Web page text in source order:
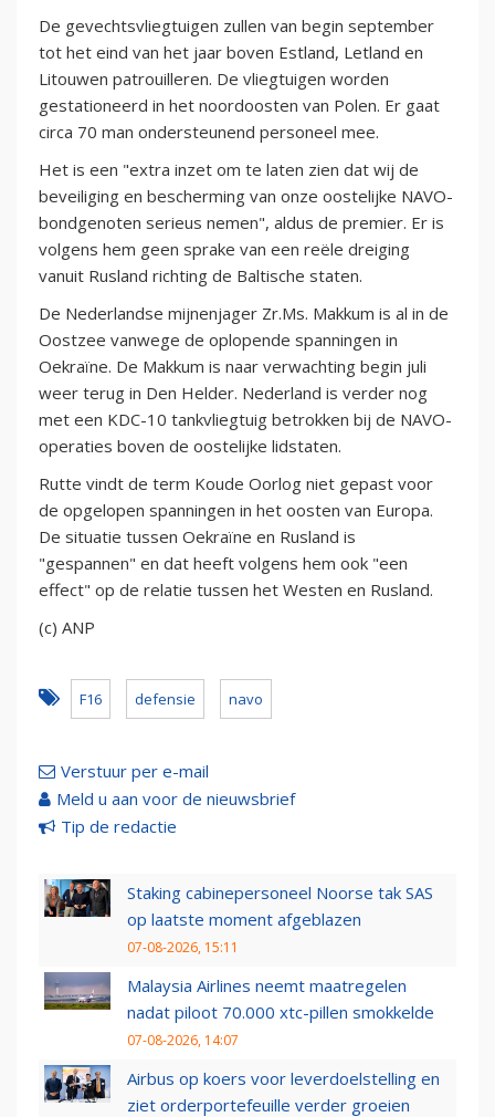
De gevechtsvliegtuigen zullen van begin september
tot het eind van het jaar boven Estland, Letland en
Litouwen patrouilleren. De vliegtuigen worden
gestationeerd in het noordoosten van Polen. Er gaat
circa 70 man ondersteunend personeel mee.
Het is een "extra inzet om te laten zien dat wij de
beveiliging en bescherming van onze oostelijke NAVO-
bondgenoten serieus nemen", aldus de premier. Er is
volgens hem geen sprake van een reële dreiging
vanuit Rusland richting de Baltische staten.
De Nederlandse mijnenjager Zr.Ms. Makkum is al in de
Oostzee vanwege de oplopende spanningen in
Oekraïne. De Makkum is naar verwachting begin juli
weer terug in Den Helder. Nederland is verder nog
met een KDC-10 tankvliegtuig betrokken bij de NAVO-
operaties boven de oostelijke lidstaten.
Rutte vindt de term Koude Oorlog niet gepast voor
de opgelopen spanningen in het oosten van Europa.
De situatie tussen Oekraïne en Rusland is
"gespannen" en dat heeft volgens hem ook "een
effect" op de relatie tussen het Westen en Rusland.
(c) ANP
F16 defensie navo
Verstuur per e-mail
Meld u aan voor de nieuwsbrief
Tip de redactie
Staking cabinepersoneel Noorse tak SAS
op laatste moment afgeblazen
07-08-2026, 15:11
Malaysia Airlines neemt maatregelen
nadat piloot 70.000 xtc-pillen smokkelde
07-08-2026, 14:07
Airbus op koers voor leverdoelstelling en
ziet orderportefeuille verder groeien